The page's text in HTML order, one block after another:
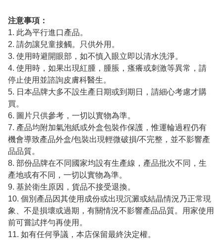
注意事項：
1. 此為平行進口產品。
2. 請勿讓兒童接觸。只供外用。
3. 使用時避開眼部，如不慎入眼立即以清水洗淨。
4. 使用時，如果出現紅腫，腫脹，瘙癢或刺激等異常，請
停止使用並諮詢皮膚科醫生。
5. 日本品牌大多不設生產日期或到期日，請細心考慮才購
買。
6. 圖片只供參考，一切以實物為準。
7. 產品均附加氣泡紙或外盒包裝作保護，惟運輪過程仍有
機會導致產品外盒/包裝出現輕微破損/不完整，並不影響產
品品質。
8. 部份品牌在不同國家均設有生產線，產品批次不同，生
產地或有不同，一切以實物為準。
9. 基於衛生原因，貨品不接受退換。
10. 個別產品因其使用成份或出現沉澱或結晶情況乃正常現
象、不是損壞或過期，有關情況不影響產品品質。用家使用
前可嘗試拌勻再使用。
11. 如有任何爭議，本店保留最終決定權。